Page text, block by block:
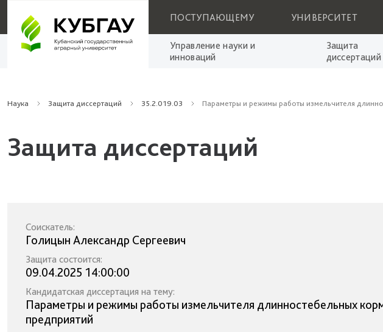
ПОСТУПАЮЩЕМУ УНИВЕРСИТЕТ
Управление науки и
инноваций
Защита
диссертаций
Наука Защита диссертаций 35.2.019.03 Параметры и режимы работы измельчителя
Защита диссертаций
Соискатель:
Голицын Александр Сергеевич
Защита состоится:
09.04.2025 14:00:00
Кандидатская диссертация на тему:
Параметры и режимы работы измельчителя длинностебельных
предприятий